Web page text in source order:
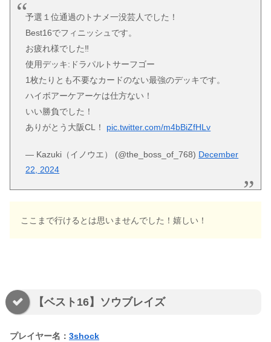
予選１位通過のトナメ一没芸人でした！
Best16でフィニッシュです。
お疲れ様でした‼️
使用デッキ:ドラパルトサーフゴー
1枚たりとも不要なカードのない最強のデッキです。
ハイボアーケアーケは仕方ない！
いい勝負でした！
ありがとう大阪CL！ pic.twitter.com/m4bBiZfHLv
— Kazuki（イノウエ） (@the_boss_of_768) December
22, 2024
ここまで行けるとは思いませんでした！嬉しい！
【ベスト16】ソウブレイズ
プレイヤー名： 3shock